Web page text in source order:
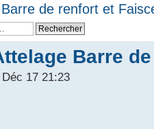
de renfort et
Barre
17 21:23